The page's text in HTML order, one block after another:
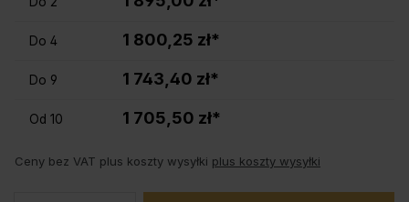
Do 4 1 800,25 zł*
Do 9 1 743,40 zł*
Od 10 1 705,50 zł*
Ceny bez VAT plus koszty wysyłki plus koszty wysyłki